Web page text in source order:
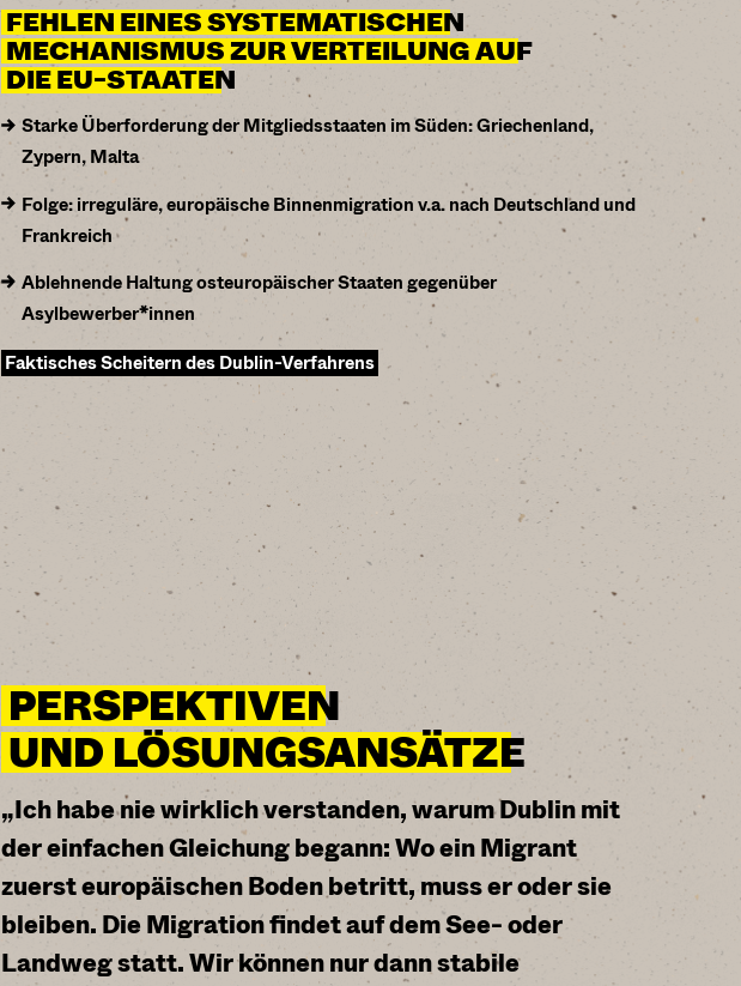
FEHLEN EINES SYSTEMATISCHEN
MECHANISMUS ZUR VERTEILUNG AUF
DIE EU-STAATEN
Starke Überforderung der Mitgliedsstaaten im Süden: Griechenland,
Zypern, Malta
Folge: irreguläre, europäische Binnenmigration v.a. nach Deutschland und
Frankreich
Ablehnende Haltung osteuropäischer Staaten gegenüber
Asylbewerber*innen
Faktisches Scheitern des Dublin-Verfahrens
PERSPEKTIVEN
UND LÖSUNGSANSÄTZE
„Ich habe nie wirklich verstanden, warum Dublin mit
der einfachen Gleichung begann: Wo ein Migrant
zuerst europäischen Boden betritt, muss er oder sie
bleiben. Die Migration findet auf dem See- oder
Landweg statt. Wir können nur dann stabile